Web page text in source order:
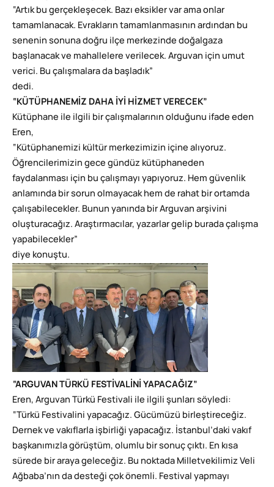
“Artık bu gerçekleşecek. Bazı eksikler var ama onlar
tamamlanacak. Evrakların tamamlanmasının ardından bu
senenin sonuna doğru ilçe merkezinde doğalgaza
başlanacak ve mahallelere verilecek. Arguvan için umut
verici. Bu çalışmalara da başladık”
dedi.
“KÜTÜPHANEMİZ DAHA İYİ HİZMET VERECEK”
Kütüphane ile ilgili bir çalışmalarının olduğunu ifade eden
Eren,
“Kütüphanemizi kültür merkezimizin içine alıyoruz.
Öğrencilerimizin gece gündüz kütüphaneden
faydalanması için bu çalışmayı yapıyoruz. Hem güvenlik
anlamında bir sorun olmayacak hem de rahat bir ortamda
çalışabilecekler. Bunun yanında bir Arguvan arşivini
oluşturacağız. Araştırmacılar, yazarlar gelip burada çalışma
yapabilecekler”
diye konuştu.
“ARGUVAN TÜRKÜ FESTİVALİNİ YAPACAĞIZ”
Eren, Arguvan Türkü Festivali ile ilgili şunları söyledi:
“Türkü Festivalini yapacağız. Gücümüzü birleştireceğiz.
Dernek ve vakıflarla işbirliği yapacağız. İstanbul’daki vakıf
başkanımızla görüştüm, olumlu bir sonuç çıktı. En kısa
sürede bir araya geleceğiz. Bu noktada Milletvekilimiz Veli
Ağbaba’nın da desteği çok önemli. Festival yapmayı